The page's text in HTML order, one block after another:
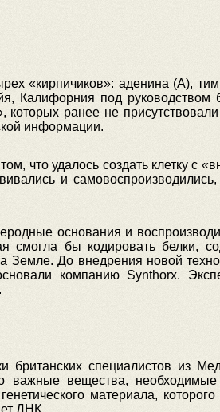
«кирпичиков»: аденина (А),
Калифорния под
которых ранее не
информации.
что удалось создать клетку
и самовоспроизводились,
основания и
смогла бы кодировать белки,
Земле. До внедрения новой
компанию Synthorx.
специалистов из
важные вещества,
материала,
ДНК.